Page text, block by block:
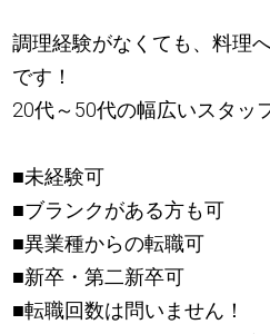
調理経験がなくても、料理
です！
20代～50代の幅広いスタッ
■未経験可
■ブランクがある方も可
■異業種からの転職可
■新卒・第二新卒可
■転職回数は問いません！